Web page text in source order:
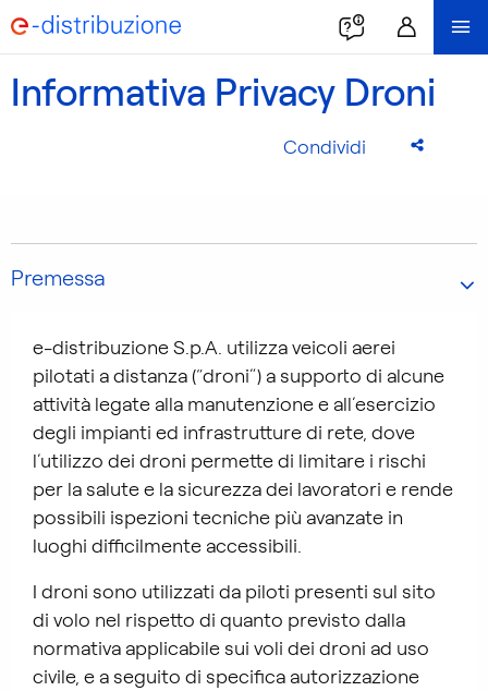
Informativa Privacy Droni
Condividi
Premessa
e-distribuzione S.p.A. utilizza veicoli aerei
pilotati a distanza (“droni”) a supporto di alcune
attività legate alla manutenzione e all’esercizio
degli impianti ed infrastrutture di rete, dove
l’utilizzo dei droni permette di limitare i rischi
per la salute e la sicurezza dei lavoratori e rende
possibili ispezioni tecniche più avanzate in
luoghi difficilmente accessibili.
I droni sono utilizzati da piloti presenti sul sito
di volo nel rispetto di quanto previsto dalla
normativa applicabile sui voli dei droni ad uso
civile, e a seguito di specifica autorizzazione